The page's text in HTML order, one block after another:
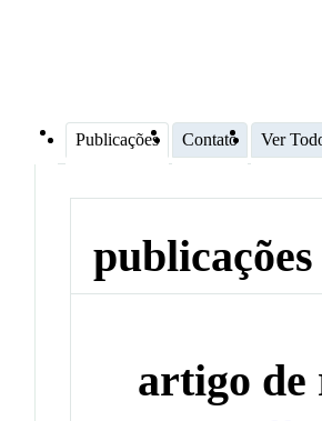
Publicações Contato Ver
artigo de